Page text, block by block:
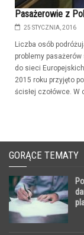
Pasażerowie z
25 STYCZNIA, 2016
Liczba osób
problemy
do sieci
2015 roku przyjęto
ścisłej czołówce. W
GORĄCE TEMATY